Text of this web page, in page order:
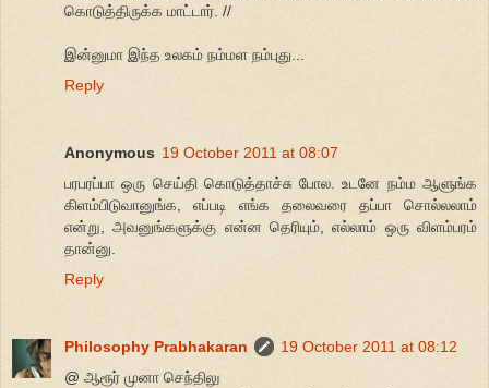
கொடுத்திருக்க மாட்டார். //
இன்னுமா இந்த உலகம் நம்மள நம்புது...
Reply
Anonymous 19 October 2011 at 08:07
பரபரப்பா ஒரு செய்தி கொடுத்தாச்சு போல. உடனே நம்ம ஆளுங்க
கிளம்பிடுவானுங்க, எப்படி எங்க தலைவரை தப்பா சொல்லலாம்
என்று, அவனுங்களுக்கு என்ன தெரியும், எல்லாம் ஒரு விளம்பரம்
தான்னு.
Reply
Philosophy Prabhakaran
19 October 2011 at 08:12
@ ஆரூர் முனா செந்திலு